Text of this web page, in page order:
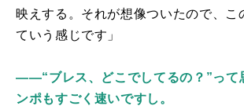
映えする。それが想像ついたので、こ
ていう感じです」
――“ブレス、どこでしてるの？”って
ンポもすごく速いですし。